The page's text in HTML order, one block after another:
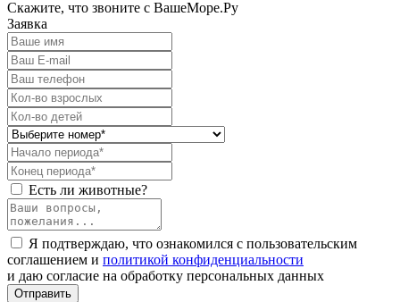
Скажите, что звоните с ВашеМоре.Ру
Заявка
Есть ли животные?
Я подтверждаю, что ознакомился с пользовательским
соглашением и политикой конфиденциальности
и даю согласие на обработку персональных данных
Отправить